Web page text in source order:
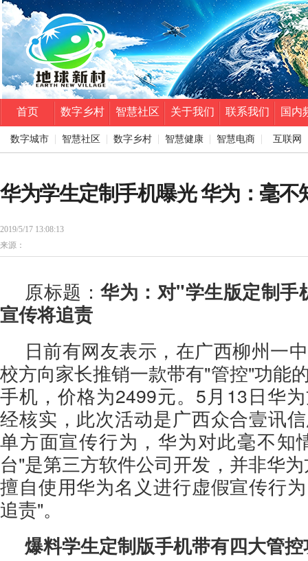
首页 数字乡村 智慧社区 关于我们 联系我们 国内
数字城市 智慧社区 数字乡村 智慧健康 智慧电商 互联网
华为学生定制手机曝光 华为：毫不
2019/5/17 13:08:13
来源：
原标题： 华为：对"学生版定制手
宣传将追责
日前有网友表示，在广西柳州一
校方向家长推销一款带有"管控"功能
手机，价格为2499元。5月13日华
经核实，此次活动是广西众合壹讯
单方面宣传行为，华为对此毫不知
台"是第三方软件公司开发，并非华
擅自使用华为名义进行虚假宣传行
追责"。
爆料学生定制版手机带有四大管